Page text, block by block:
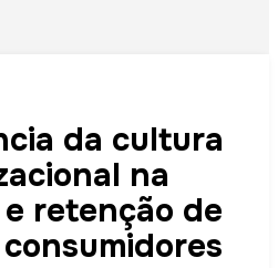
da cultura
na
retenção de